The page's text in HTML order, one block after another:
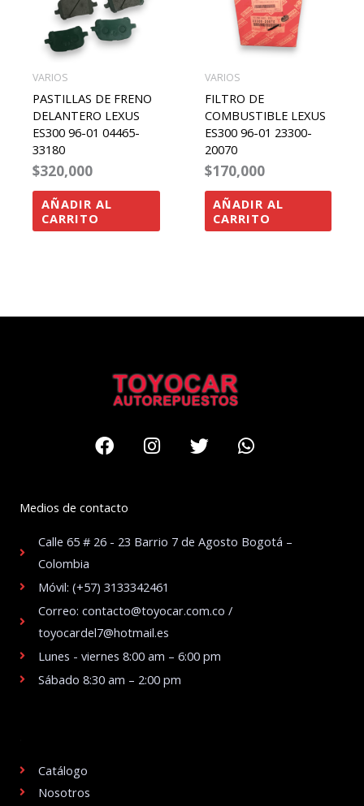
VARIOS
PASTILLAS DE FRENO
DELANTERO LEXUS
ES300 96-01 04465-
33180
$320,000
AÑADIR AL
CARRITO
VARIOS
FILTRO DE
COMBUSTIBLE LEXUS
ES300 96-01 23300-
20070
$170,000
AÑADIR AL
CARRITO
FacebookInstagram
TwitterWhatsapp
Medios de contacto
Calle 65 # 26 - 23 Barrio 7 de Agosto Bogotá –
Colombia
Móvil: (+57) 3133342461
Correo: contacto@toyocar.com.co /
toyocardel7@hotmail.es
Lunes - viernes 8:00 am – 6:00 pm
Sábado 8:30 am – 2:00 pm
Catálogo
Nosotros